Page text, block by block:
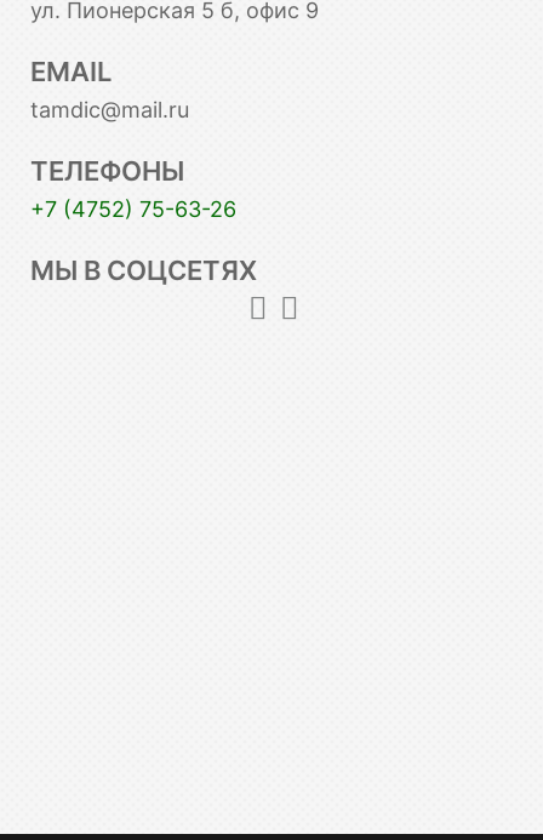
ул. Пионерская 5 б, офис 9
EMAIL
tamdic@mail.ru
ТЕЛЕФОНЫ
+7 (4752) 75-63-26
МЫ В СОЦСЕТЯХ